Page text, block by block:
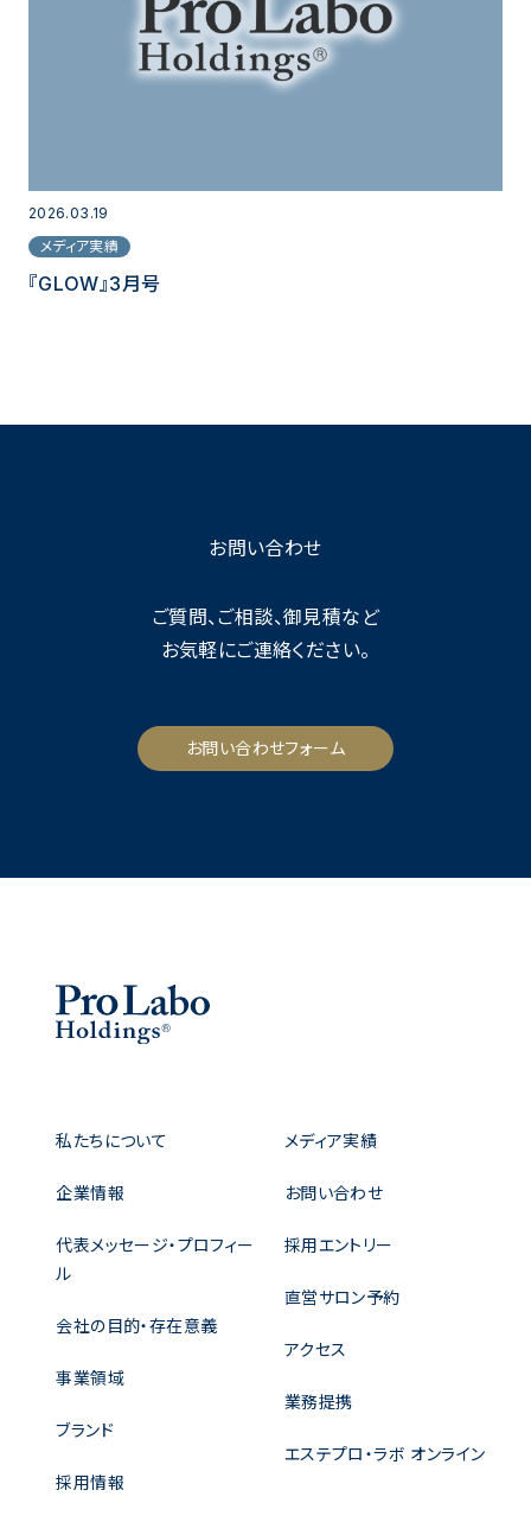
2026.03.19
メディア実績
『GLOW』3月号
お問い合わせ
ご質問、ご相談、御見積など
お気軽にご連絡ください。
お問い合わせフォーム
私たちについて
企業情報
代表メッセージ・プロフィー
ル
会社の目的・存在意義
事業領域
ブランド
採用情報
メディア実績
お問い合わせ
採用エントリー
直営サロン予約
アクセス
業務提携
エステプロ・ラボ オンライン